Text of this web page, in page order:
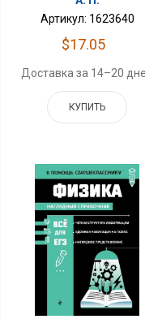
Артикул: 1623640
$17.05
Доставка за 14–20
КУПИТЬ